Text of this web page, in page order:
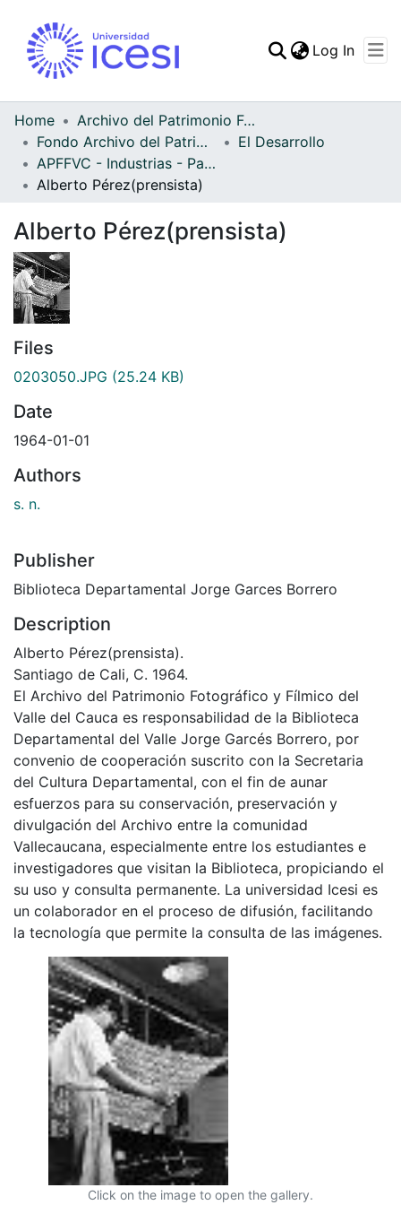
Statistics
Log In
Home
Archivo del Patrimonio Fotográfico y Fílmico del Valle del Cauca
Fondo Archivo del Patrimonio Fotográfico y Fílmico del Valle del Cauca
El Desarrollo
APFFVC - Industrias - Patrimonial
Alberto Pérez(prensista)
Alberto Pérez(prensista)
Files
0203050.JPG (25.24 KB)
Date
1964-01-01
Authors
s. n.
Publisher
Biblioteca Departamental Jorge Garces Borrero
Description
Alberto Pérez(prensista).
Santiago de Cali, C. 1964.
El Archivo del Patrimonio Fotográfico y Fílmico del
Valle del Cauca es responsabilidad de la Biblioteca
Departamental del Valle Jorge Garcés Borrero, por
convenio de cooperación suscrito con la Secretaria
del Cultura Departamental, con el fin de aunar
esfuerzos para su conservación, preservación y
divulgación del Archivo entre la comunidad
Vallecaucana, especialmente entre los estudiantes e
investigadores que visitan la Biblioteca, propiciando el
su uso y consulta permanente. La universidad Icesi es
un colaborador en el proceso de difusión, facilitando
la tecnología que permite la consulta de las imágenes.
Click on the image to open the gallery.